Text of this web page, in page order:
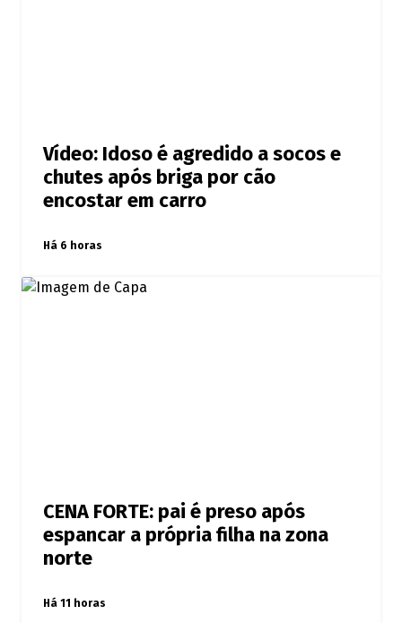
Vídeo: Idoso é agredido a socos e
chutes após briga por cão
encostar em carro
Há 6 horas
CENA FORTE: pai é preso após
espancar a própria filha na zona
norte
Há 11 horas